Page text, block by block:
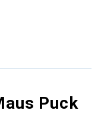
Puck